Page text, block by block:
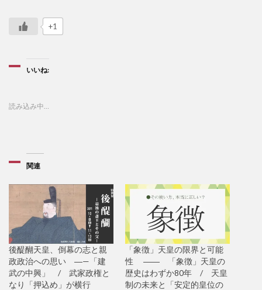
+1
いいね:
読み込み中…
関連
後醍醐天皇、倒幕の志と親
政政治への思い ―—「建
武の中興」 / 武家政権と
なり「押込め」が横行
「象徴」天皇の限界と可能
性 ―― 「象徴」天皇の
歴史はわずか80年 / 天皇
制の未来と「安定的皇位の